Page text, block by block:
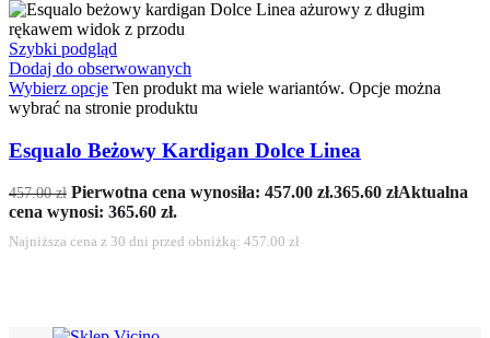
Szybki podgląd
Dodaj do obserwowanych
Wybierz opcje Ten produkt ma wiele wariantów. Opcje można
wybrać na stronie produktu
Esqualo Beżowy Kardigan Dolce Linea
457.00zł Pierwotna cena wynosiła: 457.00 zł.365.60 złAktualna
cena wynosi: 365.60 zł.
Najniższa cena z 30 dni przed obniżką: 457.00 zł